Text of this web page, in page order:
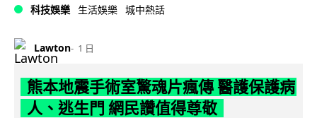
科技娛樂 生活娛樂 城中熱話
Lawton 1 日
熊本地震手術室驚魂片瘋傳 醫護保護病
人、逃生門 網民讚值得尊敬